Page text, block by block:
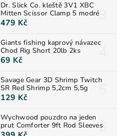
Dr. Slick Co. kleště 3V1 XBC
Mitten Scissor Clamp 5 modré
479 Kč
Giants fishing kaprový návazec
Chod Rig Short 20lb 2ks
69 Kč
Savage Gear 3D Shrimp Twitch
SR Red Shrimp 5,2cm 5,5g
129 Kč
Wychwood pouzdro na jeden
prut Comforter 9ft Rod Sleeves